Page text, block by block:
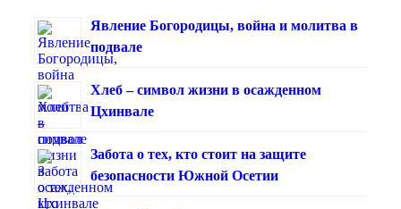
Явление Богородицы, война и молитва в
подвале
Хлеб – символ жизни в осажденном
Цхинвале
Забота о тех, кто стоит на защите
безопасности Южной Осетии